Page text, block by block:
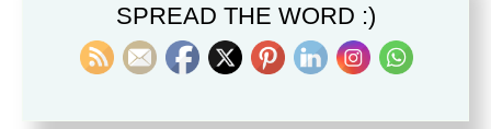
Storia e Missione
Notizie
SPREAD THE WORD :)